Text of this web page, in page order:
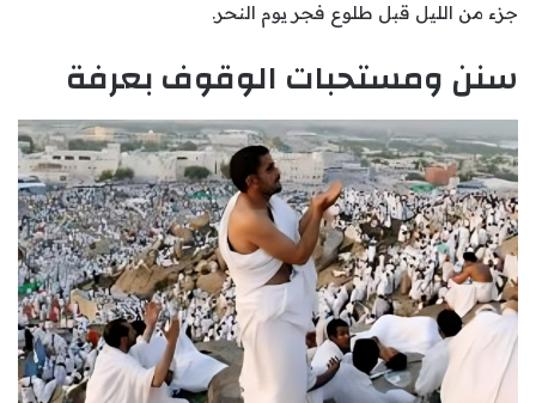
جزء من الليل قبل طلوع فجر يوم النحر.
سنن ومستحبات الوقوف بعرفة